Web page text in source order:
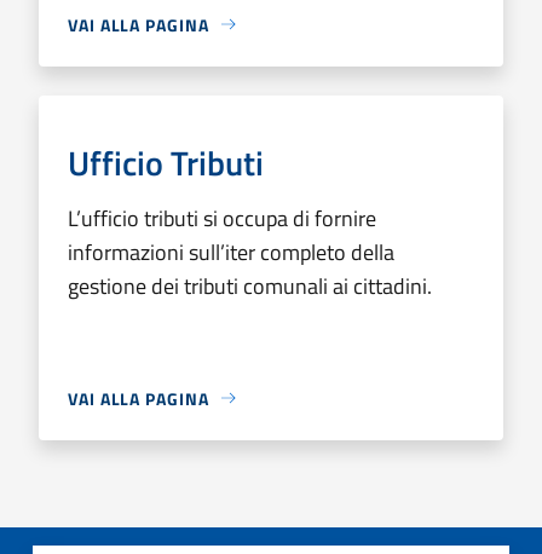
VAI ALLA PAGINA
Ufficio Tributi
L’ufficio tributi si occupa di fornire
informazioni sull’iter completo della
gestione dei tributi comunali ai cittadini.
VAI ALLA PAGINA